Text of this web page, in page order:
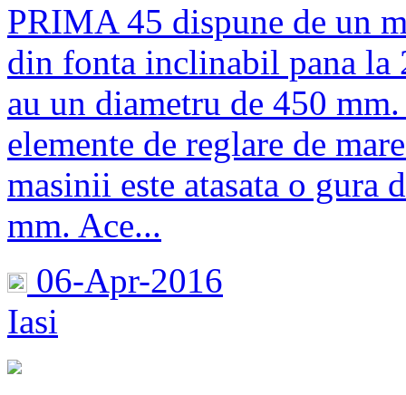
PRIMA 45 dispune de un
din fonta inclinabil pana la
au un diametru de 450
elemente de reglare de
masinii este atasata o gura
mm. Ace...
06-Apr-2016
Iasi